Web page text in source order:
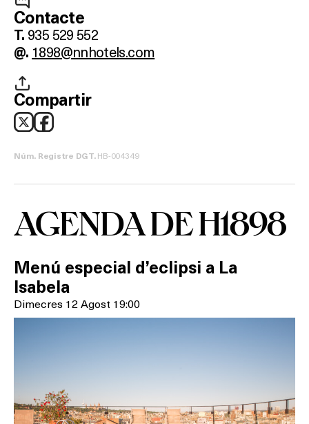
Contacte
T. 935 529 552
@. 1898@nnhotels.com
Compartir
Núm. Registre DGT.HB-004349
AGENDA DE H1898
Menú especial d’eclipsi a La
Isabela
Dimecres 12 Agost 19:00